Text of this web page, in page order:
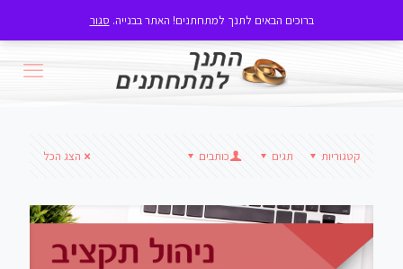
קטגוריות תגים כותבים הצג הכל
ברוכים הבאים לתנך למתחתנים! האתר בבנייה. סגור